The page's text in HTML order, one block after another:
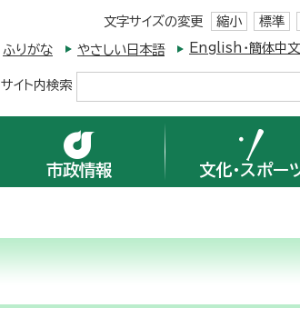
文字サイズの変更 縮小 標準
ふりがな やさしい日本語 English・簡体中文
サイト内検索
市政情報 文化・スポー